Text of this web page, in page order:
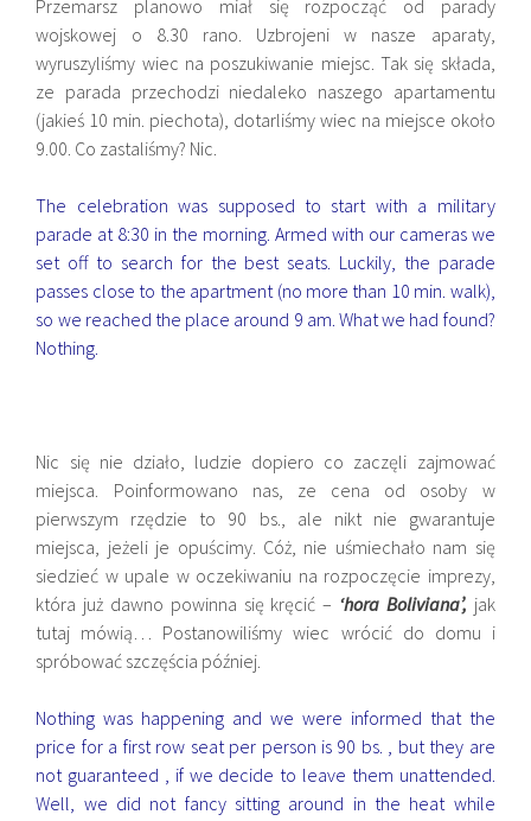
Przemarsz planowo miał się rozpocząć od parady
wojskowej o 8.30 rano. Uzbrojeni w nasze aparaty,
wyruszyliśmy wiec na poszukiwanie miejsc. Tak się składa,
ze parada przechodzi niedaleko naszego apartamentu
(jakieś 10 min. piechota), dotarliśmy wiec na miejsce około
9.00. Co zastaliśmy? Nic.
The celebration was supposed to start with a military
parade at 8:30 in the morning. Armed with our cameras we
set off to search for the best seats. Luckily, the parade
passes close to the apartment (no more than 10 min. walk),
so we reached the place around 9 am. What we had found?
Nothing.
Nic się nie działo, ludzie dopiero co zaczęli zajmować
miejsca. Poinformowano nas, ze cena od osoby w
pierwszym rzędzie to 90 bs., ale nikt nie gwarantuje
miejsca, jeżeli je opuścimy. Cóż, nie uśmiechało nam się
siedzieć w upale w oczekiwaniu na rozpoczęcie imprezy,
która już dawno powinna się kręcić – ‘hora Boliviana’, jak
tutaj mówią… Postanowiliśmy wiec wrócić do domu i
spróbować szczęścia później.
Nothing was happening and we were informed that the
price for a first row seat per person is 90 bs. , but they are
not guaranteed , if we decide to leave them unattended.
Well, we did not fancy sitting around in the heat while